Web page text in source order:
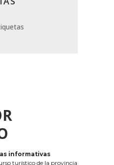
informativas
turístico de la provincia